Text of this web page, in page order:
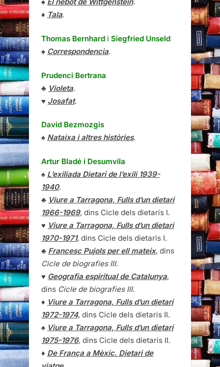
♦ Tala.
Thomas Bernhard i Siegfried Unseld
♠ Correspondencia.
Prudenci Bertrana
♣ Violeta.
♥ Josafat.
David Bezmozgis
♠ Nataixa i altres històries.
Artur Bladé i Desumvila
♠ L’exiliada Dietari de l’exili 1939-
1940.
♣ Viure a Tarragona, Fulls d’un dietari
1966-1969, dins Cicle dels dietaris I.
♥ Viure a Tarragona, Fulls d’un dietari
1970-1971, dins Cicle dels dietaris I.
♣ Francesc Pujols per ell mateix, dins
Cicle de biografies III.
♥ Geografia espiritual de Catalunya,
dins Cicle de biografies III.
♦ Viure a Tarragona, Fulls d’un dietari
1972-1974, dins Cicle dels dietaris II.
♠ Viure a Tarragona, Fulls d’un dietari
1975-1976, dins Cicle dels dietaris II.
♦ De França a Mèxic. Dietari de